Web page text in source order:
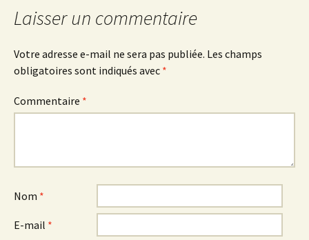
articles
Laisser un commentaire
Votre adresse e-mail ne sera pas publiée. Les champs
obligatoires sont indiqués avec *
Commentaire *
Nom *
E-mail *